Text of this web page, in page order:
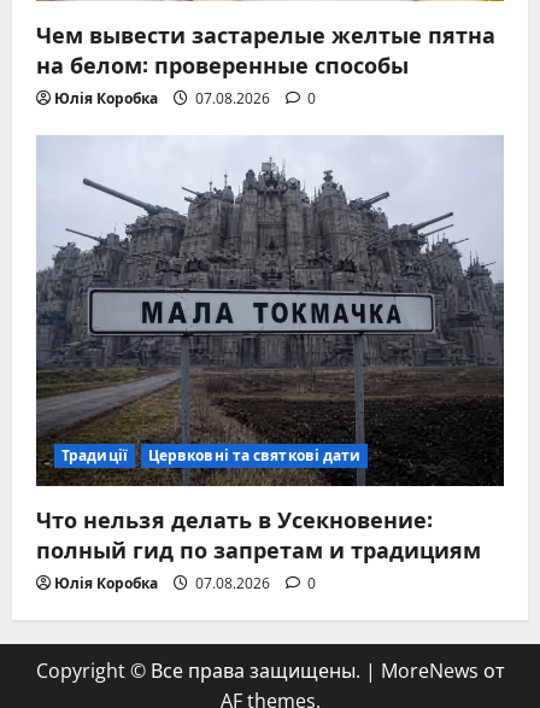
Чем вывести застарелые желтые пятна
на белом: проверенные способы
Юлія Коробка 07.08.2026 0
Традиції Цервковні та святкові дати
Что нельзя делать в Усекновение:
полный гид по запретам и традициям
Юлія Коробка 07.08.2026 0
Copyright © Все права защищены. | MoreNews от
AF themes.